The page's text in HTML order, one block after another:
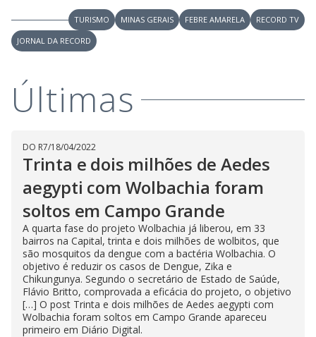
y
i
d
e
o
M
u
TURISMO MINAS GERAIS FEBRE AMARELA
RECORD TV
JORNAL DA RECORD
Últimas
DO R7/18/04/2022
Trinta e dois milhões de Aedes
aegypti com Wolbachia foram
soltos em Campo Grande
A quarta fase do projeto Wolbachia já liberou, em 33
bairros na Capital, trinta e dois milhões de wolbitos, que
são mosquitos da dengue com a bactéria Wolbachia. O
objetivo é reduzir os casos de Dengue, Zika e
Chikungunya. Segundo o secretário de Estado de Saúde,
Flávio Britto, comprovada a eficácia do projeto, o objetivo
[…] O post Trinta e dois milhões de Aedes aegypti com
Wolbachia foram soltos em Campo Grande apareceu
primeiro em Diário Digital.